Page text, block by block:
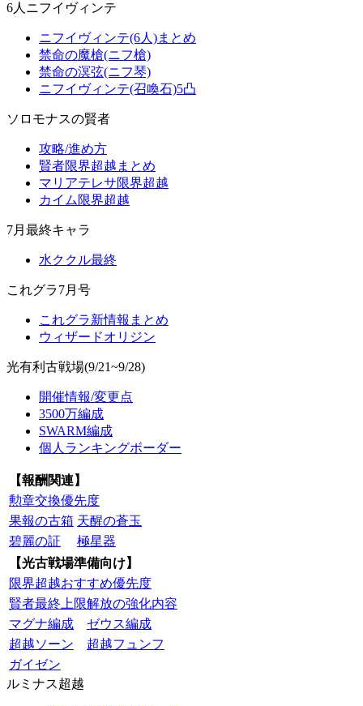
6人ニフイヴィンテ
ニフイヴィンテ(6人)まとめ
禁命の魔槍(ニフ槍)
禁命の溟弦(ニフ琴)
ニフイヴィンテ(召喚石)5凸
ソロモナスの賢者
攻略/進め方
賢者限界超越まとめ
マリアテレサ限界超越
カイム限界超越
7月最終キャラ
水ククル最終
これグラ7月号
これグラ新情報まとめ
ウィザードオリジン
光有利古戦場(9/21~9/28)
開催情報/変更点
3500万編成
SWARM編成
個人ランキングボーダー
【報酬関連】
勲章交換優先度
果報の古箱 天醒の蒼玉
碧麗の証
極星器
【光古戦場準備向け】
限界超越おすすめ優先度
賢者最終上限解放の強化内容
マグナ編成
ゼウス編成
超越ソーン
超越フュンフ
ガイゼン
ルミナス超越